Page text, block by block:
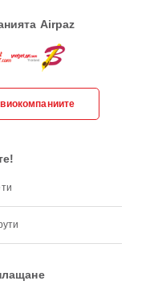
Airpaz